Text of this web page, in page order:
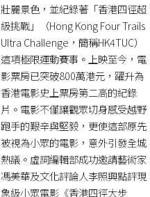
壯麗景色，並紀錄著「香港四徑超
級挑戰」（Hong Kong Four Trails
Ultra Challenge，簡稱HK4TUC）
這項極限運動賽事。上映至今，電
影票房已突破800萬港元，躍升為
香港電影史上票房第二高的紀錄
片。電影不僅讓觀眾切身感受越野
跑手的艱辛與堅毅，更使這部原先
被視為小眾的電影，意外引發全城
熱議。虛詞編輯部成功邀請藝術家
馮美華及文化評論人李照興點評現
象級小眾電影《香港四徑大步